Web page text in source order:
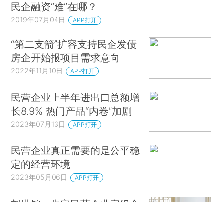
民企融资“难”在哪？
2019年07月04日 APP打开
“第二支箭”扩容支持民企发债
房企开始报项目需求意向
2022年11月10日 APP打开
民营企业上半年进出口总额增
长8.9% 热门产品“内卷”加剧
2023年07月13日 APP打开
民营企业真正需要的是公平稳
定的经营环境
2023年05月06日 APP打开